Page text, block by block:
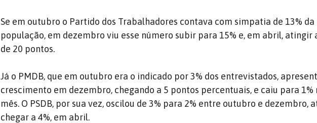
Se em outubro o Partido dos Trabalhadores contava com simpatia de 13% da
população, em dezembro viu esse número subir para 15% e, em abril, atingir
de 20 pontos.
Já o PMDB, que em outubro era o indicado por 3% dos entrevistados,
crescimento em dezembro, chegando a 5 pontos percentuais, e caiu para 1%
mês. O PSDB, por sua vez, oscilou de 3% para 2% entre outubro e dezembro,
chegar a 4%, em abril.